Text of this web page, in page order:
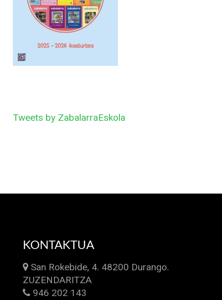
Tweets by ZabalarraEskola
KONTAKTUA
San Rokebide, 4. 48200 Durango.
ZUZENDARITZA
946 202 143